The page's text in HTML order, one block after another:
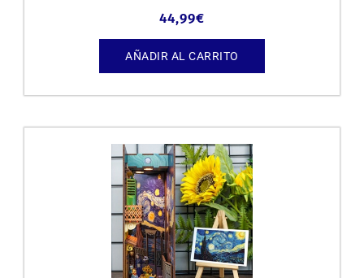
44,99€
AÑADIR AL CARRITO